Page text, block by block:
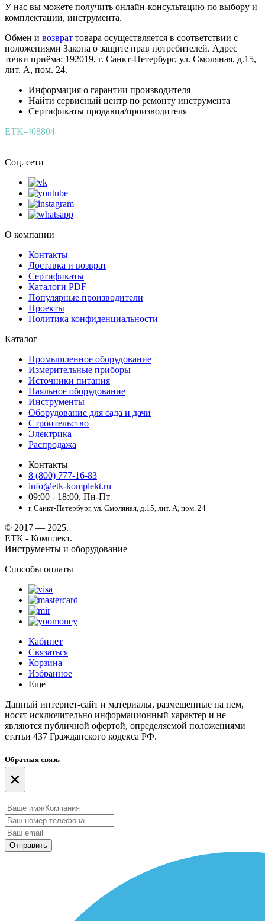
У нас вы можете получить онлайн-консультацию по выбору и
комплектации, инструмента.
Обмен и возврат товара осуществляется в соответствии с
положениями Закона о защите прав потребителей. Адрес
точки приёма: 192019, г. Санкт-Петербург, ул. Смоляная, д.15,
лит. А, пом. 24.
Информация о гарантии производителя
Найти сервисный центр по ремонту инструмента
Сертификаты продавца/производителя
ETK-408804
Соц. сети
О компании
Контакты
Доставка и возврат
Сертификаты
Каталоги PDF
Популярные производители
Проекты
Политика конфиденциальности
Каталог
Промышленное оборудование
Измерительные приборы
Источники питания
Паяльное оборудование
Инструменты
Оборудование для сада и дачи
Строительство
Электрика
Распродажа
Контакты
8 (800) 777-16-83
info@etk-komplekt.ru
09:00 - 18:00, Пн-Пт
г. Санкт-Петербург, ул. Смоляная, д.15, лит. А, пом. 24
© 2017 — 2025.
ЕТК - Комплект.
Инструменты и оборудование
Способы оплаты
Кабинет
Связаться
Корзина
Избранное
Еще
Данный интернет-сайт и материалы, размещенные на нем,
носят исключительно информационный характер и не
являются публичной офертой, определяемой положениями
статьи 437 Гражданского кодекса РФ.
Обратная связь
×
Отправить